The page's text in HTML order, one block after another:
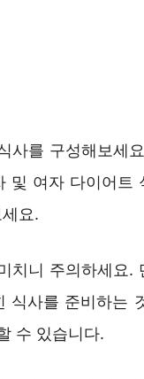
사를 구성해보세
여자 다이어트
요.
치니 주의하세요.
식사를 준비하는
수 있습니다.